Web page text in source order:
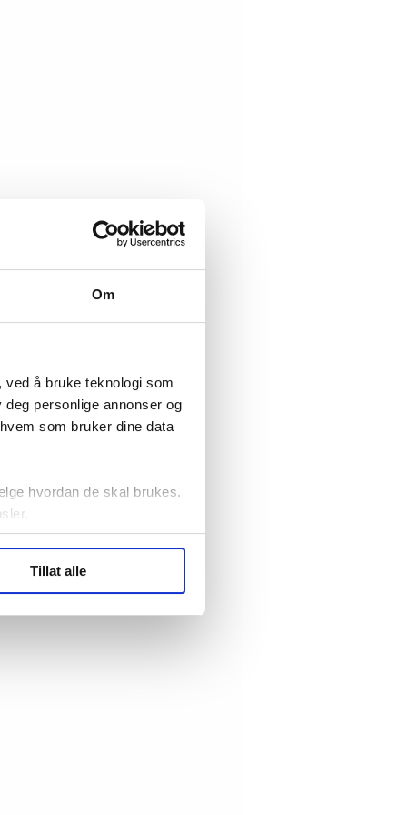
Om
ved å bruke teknologi som
personlige annonser og
som bruker dine data
hvordan de skal brukes.
statistikk.
Tillat alle